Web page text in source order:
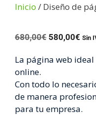
Inicio / Diseño de
680,00€ 580,00€ Sin
La página web
online.
Con todo lo
de manera
para tu empresa.